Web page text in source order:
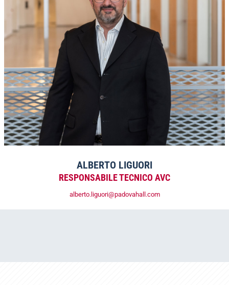
ALBERTO LIGUORI
RESPONSABILE TECNICO AVC
alberto.liguori@padovahall.com